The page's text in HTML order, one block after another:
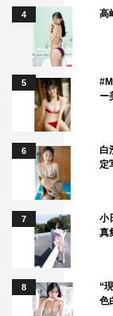
4 高
5
ー
6
白
定
7
小
真
8
“
色